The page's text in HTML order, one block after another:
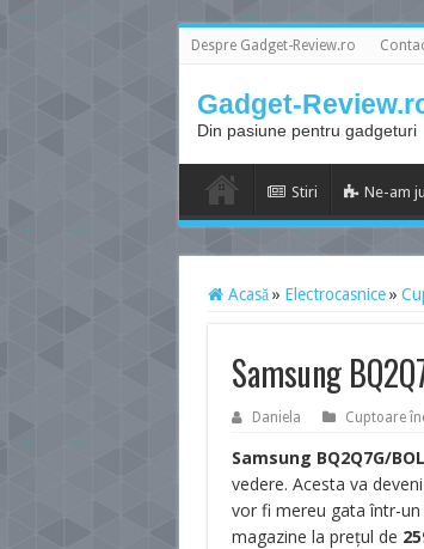
Despre Gadget-Review.ro
Gadget-
Din pasiune pentru gadgeturi
Stiri Ne-am
Acasă » Electrocasnice »
Samsung
Daniela Cuptoare
Samsung BQ2Q7G/BOL
vedere. Acesta va
vor fi mereu gata într-
magazine la prețul de